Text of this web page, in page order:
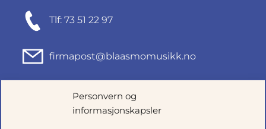
Personvern og
informasjonskapsler
Tlf: 73 51 22 97
firmapost@blaasmomusikk.no
Fjordgata 46, 7010 TRONDHEIM